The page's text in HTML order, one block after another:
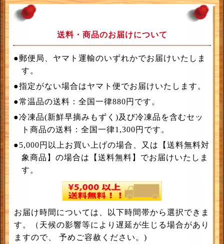
送料・商品のお届けについて
●郵便局、ヤマト運輸のいずれかでお届けいたしま
す。
●指定がない場合はヤマト便でお届けいたします。
●常温品の送料：全国一律880円です。
●冷凍品(新鮮早摘みもずく)及び冷凍品を含むセッ
ト商品の送料：全国一律1,300円です。
●5,000円以上お買い上げの場合、又は【送料無料対
象商品】の場合は【送料無料】でお届けいたしま
す。
お届け時間については、以下時間帯から選択できま
す。（天候の影響等により遅延が生じる場合があり
ますので、 予めご容赦ください。)